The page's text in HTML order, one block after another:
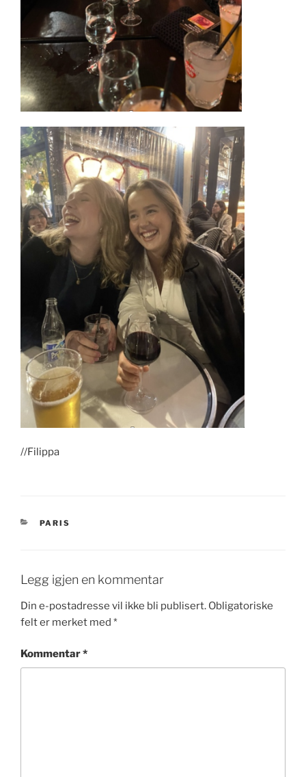
//Filippa
KATEGORIER
PARIS
Legg igjen en kommentar
Din e-postadresse vil ikke bli publisert. Obligatoriske
felt er merket med *
Kommentar*